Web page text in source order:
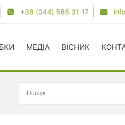
+38 (044) 585 31 17
МЕДІА ВІСНИК